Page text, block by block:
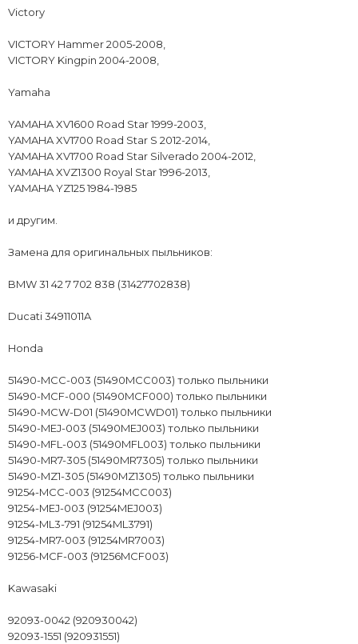
Victory
VICTORY Hammer 2005-2008,
VICTORY Kingpin 2004-2008,
Yamaha
YAMAHA XV1600 Road Star 1999-2003,
YAMAHA XV1700 Road Star S 2012-2014,
YAMAHA XV1700 Road Star Silverado 2004-2012,
YAMAHA XVZ1300 Royal Star 1996-2013,
YAMAHA YZ125 1984-1985
и другим.
Замена для оригинальных пыльников:
BMW 31 42 7 702 838 (31427702838)
Ducati 34911011A
Honda
51490-MCC-003 (51490MCC003) только пыльники
51490-MCF-000 (51490MCF000) только пыльники
51490-MCW-D01 (51490MCWD01) только пыльники
51490-MEJ-003 (51490MEJ003) только пыльники
51490-MFL-003 (51490MFL003) только пыльники
51490-MR7-305 (51490MR7305) только пыльники
51490-MZ1-305 (51490MZ1305) только пыльники
91254-MCC-003 (91254MCC003)
91254-MEJ-003 (91254MEJ003)
91254-ML3-791 (91254ML3791)
91254-MR7-003 (91254MR7003)
91256-MCF-003 (91256MCF003)
Kawasaki
92093-0042 (920930042)
92093-1551 (920931551)